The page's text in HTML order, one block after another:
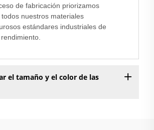
de fabricación priorizamos
nuestros materiales
estándares industriales de
el tamaño y el color de las